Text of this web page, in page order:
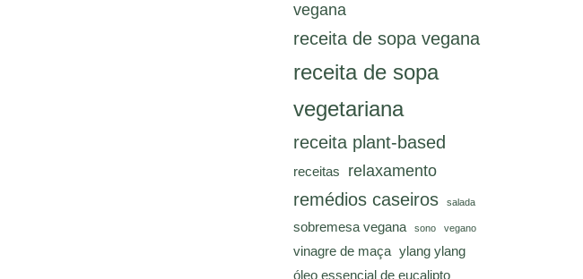
vegana
receita de sopa vegana
receita de sopa
vegetariana
receita plant-based
receitas relaxamento
remédios caseiros salada
sobremesa vegana sono vegano
vinagre de maça ylang ylang
óleo essencial de eucalipto